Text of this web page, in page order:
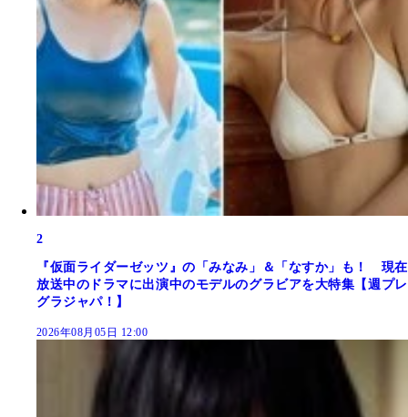
2
『仮面ライダーゼッツ』の「みなみ」＆「なすか」も！ 現在
放送中のドラマに出演中のモデルのグラビアを大特集【週プレ
グラジャパ！】
2026年08月05日 12:00